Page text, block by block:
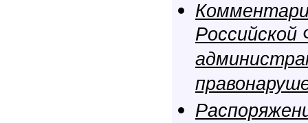
Российской